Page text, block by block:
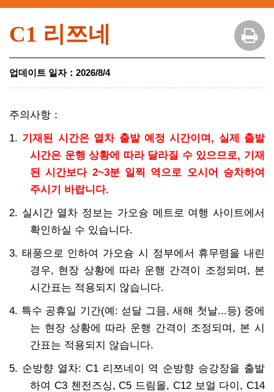
C1 리쯔네
업데이트 일자： 2026/8/4
주의사항：
1. 기재된 시간은 열차 출발 예정 시간이며, 실제 출발
시간은 운행 상황에 따라 달라질 수 있으므로, 기재
된 시간보다 2~3분 일찍 역으로 오시어 승차하여
주시기 바랍니다.
2. 실시간 열차 정보는 가오슝 메트로 여행 사이트에서
확인하실 수 있습니다.
3. 태풍으로 인하여 가오슝 시 정부에서 휴무령을 내린
경우, 현장 상황에 따라 운행 간격이 조정되며, 본
시간표는 적용되지 않습니다.
4. 특수 공휴일 기간(예: 섣달 그믐, 새해 첫날...등) 중에
는 현장 상황에 따라 운행 간격이 조정되며, 본 시
간표는 적용되지 않습니다.
5. 순방향 열차: C1 리쯔네이 역 순방향 승강장을 출발
하여 C3 첸전즈싱, C5 드림몰, C12 보얼 다이, C14